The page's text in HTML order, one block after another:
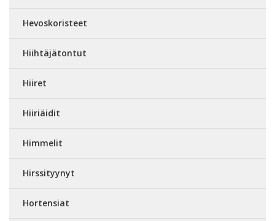
Hevoskoristeet
Hiihtäjätontut
Hiiret
Hiiriäidit
Himmelit
Hirssityynyt
Hortensiat